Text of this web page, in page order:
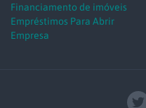
Financiamento de imóveis
Empréstimos Para Abrir
Empresa